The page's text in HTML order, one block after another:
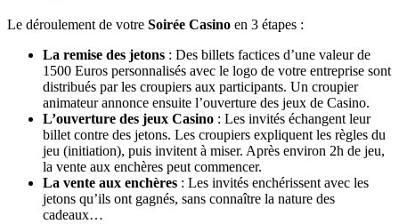
Le déroulement de votre Soirée Casino en 3 étapes :
La remise des jetons : Des billets factices d’une valeur de
1500 Euros personnalisés avec le logo de votre entreprise sont
distribués par les croupiers aux participants. Un croupier
animateur annonce ensuite l’ouverture des jeux de Casino.
L’ouverture des jeux Casino : Les invités échangent leur
billet contre des jetons. Les croupiers expliquent les règles du
jeu (initiation), puis invitent à miser. Après environ 2h de jeu,
la vente aux enchères peut commencer.
La vente aux enchères : Les invités enchérissent avec les
jetons qu’ils ont gagnés, sans connaître la nature des
cadeaux…